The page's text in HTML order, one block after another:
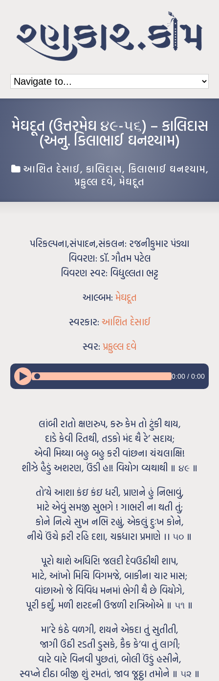
મેઘદૂત (ઉત્તરમેઘ ૪૯-૫૬) – કાલિદાસ
(અનુ. કિલાભાઈ ઘનશ્યામ)
આશિત દેસાઈ, કાલિદાસ, કિલાભાઈ ઘનશ્યામ,
પ્રફુલ્લ દવે, મેઘદૂત
પરિકલ્પના,સંપાદન,સંકલન: રજનીકુમાર પંડ્યા
વિવરણ: ડૉ. ગૌતમ પટેલ
વિવરણ સ્વર: વિદ્યુલ્લતા ભટ્ટ
આલ્બમ: મેઘદૂત
સ્વરકાર: આશિત દેસાઈ
સ્વર: પ્રફુલ્લ દવે
0:00/ 0:00
લાંબી રાતો ક્ષણરુપ, કરુ કેમ તો ટુંકી થાય,
દાડે કેવી રિતથી, તડકો મંદ થૈ રે’ સદાય;
એવી મિથ્યા બહુ બહુ કરી વાંછના ચંચલાક્ષિ!
શીઝે હૈડું અશરણ, ઉંડી હા! વિયોગ વ્યથાથી ॥ ૪૯ ॥
તો’યે આશા કંઇ કંઇ ધરી, પ્રાણને હું નિભાવું,
માટે એવું સમજી સુભગે ! ગાભરી ના થતી તું;
કોને નિત્યે સુખ નભિ રહ્યું, એકલું દુઃખ કોને,
નીચે ઉંચે ફરી રહિ દશા, ચક્રધારા પ્રમાણે ।। ૫૦ ॥
પૂરો થાશે અધિરિ! જલદી દેવઉઠીથી શાપ,
માટે, આંખો મિચિ વિગમજે, બાકીના ચાર માસ;
વાંછાઓ જે વિવિધ મનમાં ભેગી થૈ છે વિયોગે,
પૂરી કર્શું, મળી શરદની ઉજળી રાત્રિઓએ ॥ ૫૧ ॥
મા’રે કંઠે વળગી, શયને એકદા તું સુતીતી,
જાગી ઉઠી રડતી ડુસકે, કૈક કે’વા તું લાગી;
વારે વારે વિનવી પુછતાં, બોલી ઉંડું હસીને,
સ્વપ્ને દીઠા બીજી શું રમતાં, જાવ જૂઠ્ઠા તમોને ॥ ૫૨ ॥